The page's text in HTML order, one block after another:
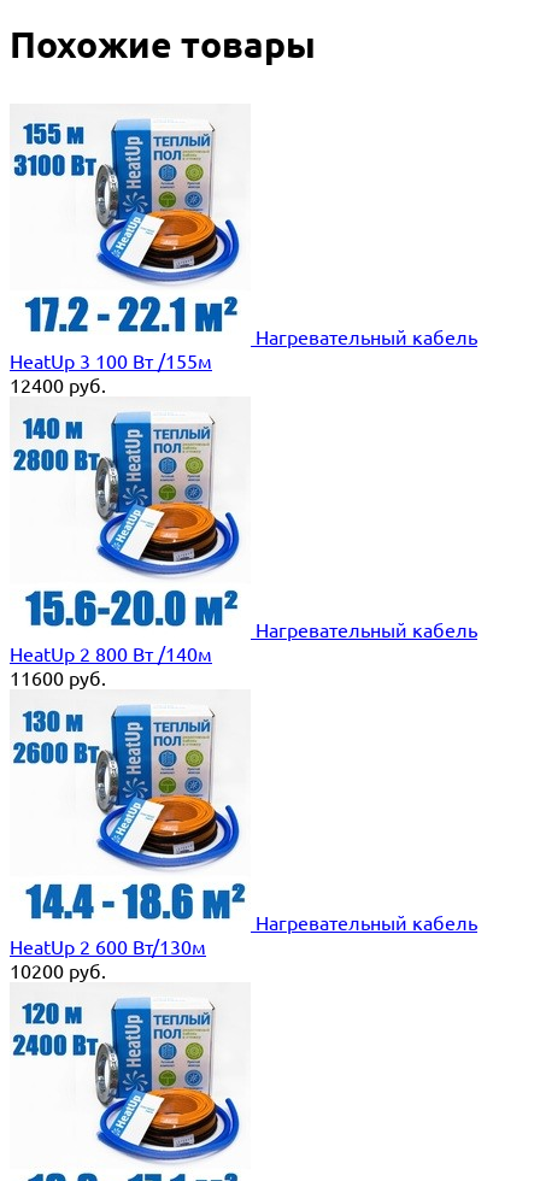
Похожие товары
Нагревательный кабель
HeatUp 3 100 Вт /155м
12400 руб.
Нагревательный кабель
HeatUp 2 800 Вт /140м
11600 руб.
Нагревательный кабель
HeatUp 2 600 Вт/130м
10200 руб.